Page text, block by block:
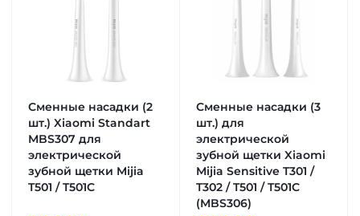
Сменные насадки (2
шт.) Xiaomi Standart
MBS307 для
электрической
зубной щетки Mijia
T501 / T501C
Сменные насадки (3
шт.) для
электрической
зубной щетки Xiaomi
Mijia Sensitive T301 /
T302 / T501 / T501C
(MBS306)